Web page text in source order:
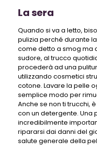
La sera
Quando si va a letto,
pulizia perché durante
come detto a smog ma
sudore, al trucco
procederà ad una
utilizzando cosmetici
cotone. Lavare la pelle
semplice modo per
Anche se non ti trucchi,
con un detergente. Una
incredibilmente
ripararsi dai danni del
salute generale della